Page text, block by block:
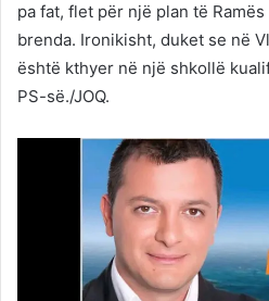
pa fat, flet për një plan të
brenda. Ironikisht, duket se në
është kthyer në një shkollë
PS-së./JOQ.